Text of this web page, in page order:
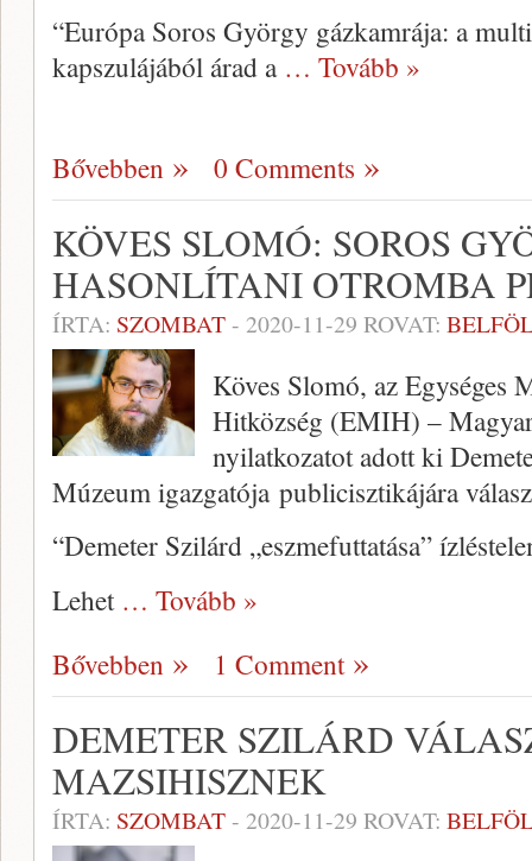
“Európa Soros György gázkamrája: a
kapszulájából árad a … Tovább »
Bővebben 0 Comments
KÖVES SLOMÓ: SOROS
HASONLÍTANI OTROMBA
ÍRTA: SZOMBAT- 2020-11-29 ROVAT:
Köves Slomó, az Egységes
Hitközség (EMIH) –
nyilatkozatot adott ki
Múzeum igazgatója publicisztikájára
“Demeter Szilárd „eszmefuttatása”
Lehet … Tovább »
Bővebben
1 Comment
DEMETER SZILÁRD
MAZSIHISZNEK
ÍRTA: SZOMBAT- 2020-11-29 ROVAT: